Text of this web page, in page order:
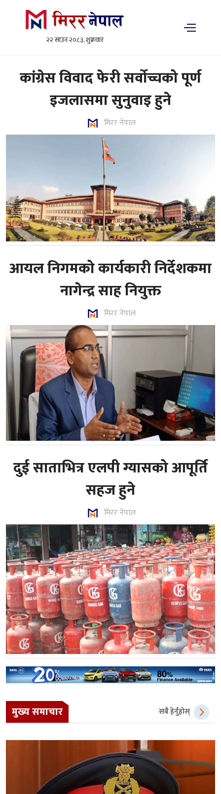
२२ साउन २०८३, शुक्रवार
कांग्रेस विवाद फेरी सर्वोच्चको पूर्ण
इजलासमा सुनुवाइ हुने
मिरर नेपाल
आयल निगमको कार्यकारी निर्देशकमा
नागेन्द्र साह नियुक्त
मिरर नेपाल
दुई साताभित्र एलपी ग्यासको आपूर्ति
सहज हुने
मिरर नेपाल
मुख्य समाचार सबै हेर्नुहोस्